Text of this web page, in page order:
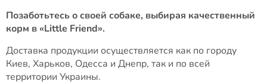
Позаботьтесь о своей собаке, выбирая качественный
корм в «Little Friend».
Доставка продукции осуществляется как по городу
Киев, Харьков, Одесса и Днепр, так и по всей
территории Украины.